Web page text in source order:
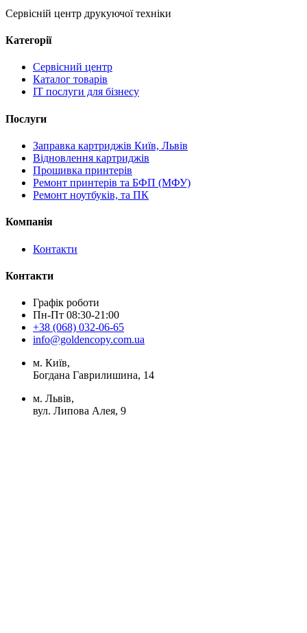
Сервісній центр друкуючої техніки
Категорії
Сервісний центр
Каталог товарів
IT послуги для бізнесу
Послуги
Заправка картриджів Київ, Львів
Відновлення картриджів
Прошивка принтерів
Ремонт принтерів та БФП (МФУ)
Ремонт ноутбуків, та ПК
Компанія
Контакти
Контакти
Графік роботи
Пн-Пт 08:30-21:00
+38 (068) 032-06-65
info@goldencopy.com.ua
м. Київ,
Богдана Гаврилишина, 14
м. Львів,
вул. Липова Алея, 9